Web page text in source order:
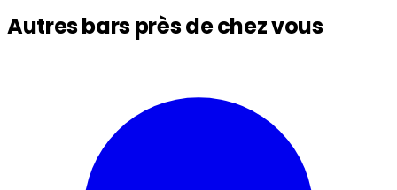
Autres bars près de chez vous